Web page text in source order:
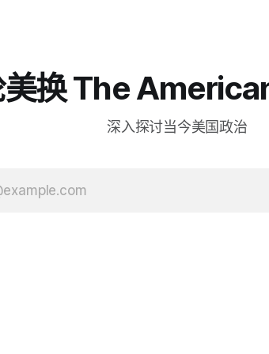
换 The
深入探讨当今美国政治